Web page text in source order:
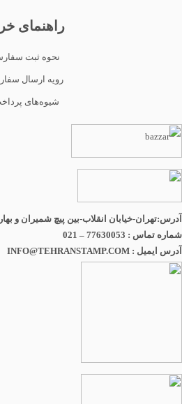
راهنمای
نحوه ثبت
رویه ارسال
شیوه‌های
آدرس:تهران-خیابان انقلاب-بین پیچ شمیران و
شماره تماس : 77630053 – 021
آدرس ایمیل : INFO@TEHRANSTAMP.COM